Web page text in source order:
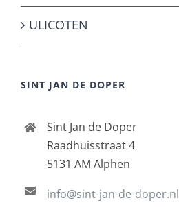
ULICOTEN
SINT JAN DE DOPER
Sint Jan de Doper
Raadhuisstraat 4
5131 AM Alphen
info@sint-jan-de-doper.nl